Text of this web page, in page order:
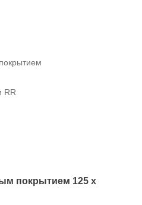
RR
покрытием 125 х